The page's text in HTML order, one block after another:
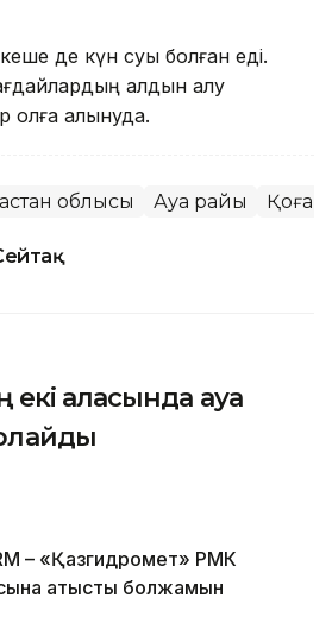
де күн суық болған еді.
алдын алу
алынуда.
облысы Ауа райы Қоғам
екі қаласында ауа
– «Қазгидромет» РМК
қатысты болжамын